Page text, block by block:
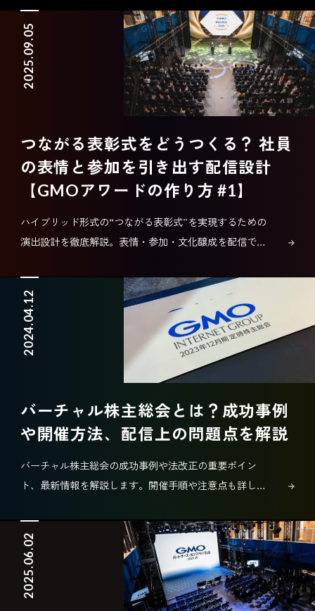
2025.09.05
つながる表彰式をどうつくる？ 社員
の表情と参加を引き出す配信設計
【GMOアワードの作り方 #1】
ハイブリッド形式の“つながる表彰式”を実現するための
演出設計を徹底解説。表情・参加・文化醸成を配信で届
2024.04.12
バーチャル株主総会とは？成功事例
や開催方法、配信上の問題点を解説
バーチャル株主総会の成功事例や法改正の重要ポイン
ト、最新情報を解説します。開催手順や注意点も詳しく
2025.06.02